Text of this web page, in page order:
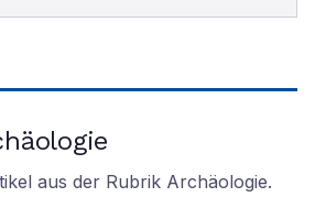
aus der Rubrik Archäologie.